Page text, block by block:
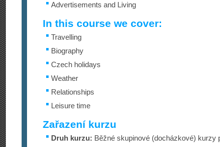
Advertisements and Living
In this course we cover:
Travelling
Biography
Czech holidays
Weather
Relationships
Leisure time
Zařazení kurzu
Druh kurzu: Běžné skupinové (docházkové) kurzy